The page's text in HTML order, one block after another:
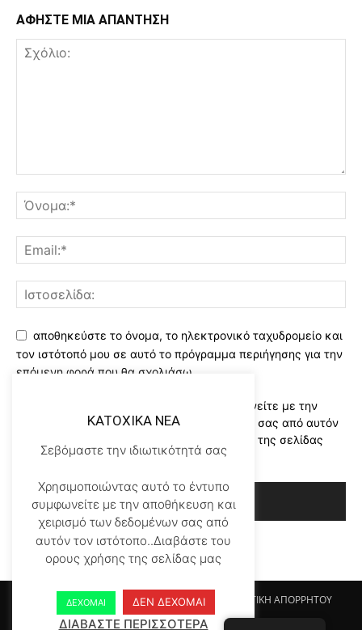
ΑΦΗΣΤΕ ΜΙΑ ΑΠΑΝΤΗΣΗ
αποθηκεύστε το όνομα, το ηλεκτρονικό ταχυδρομείο και
τον ιστότοπό μου σε αυτό το πρόγραμμα περιήγησης για την
επόμενη φορά που θα σχολιάσω.
Χρησιμοποιώντας αυτό το έντυπο συμφωνείτε με την
αποθήκευση και χειρισμό των δεδομένων σας από αυτόν
τον ιστότοπο..Διαβάστε του ορους χρήσης της σελίδας
μας*
Αρχικη KATOHIKA NEA Login Register
ΠΟΛΙΤΙΚΗ ΑΠΟΡΡΗΤΟΥ
ΟΡΟΙ ΧΡΗΣΗΣ
ΕΠΙΚΟΙΝΩΝΙΑ
KATOXIKA NEA
Σεβόμαστε την ιδιωτικότητά σας
Χρησιμοποιώντας αυτό το έντυπο
συμφωνείτε με την αποθήκευση και
χειρισμό των δεδομένων σας από
αυτόν τον ιστότοπο..Διαβάστε του
ορους χρήσης της σελίδας μας
ΔΕΧΟΜΑΙ ΔΕΝ ΔΕΧΟΜΑΙ
ΔΙΑΒΑΣΤΕ ΠΕΡΙΣΣΟΤΕΡΑ